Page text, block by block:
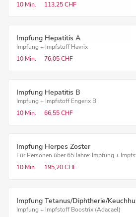
10 Min.
113,25 CHF
Impfung Hepatitis A
Impfung + Impfstoff Havrix
10 Min.
76,05 CHF
Impfung Hepatitis B
Impfung + Impfstoff Engerix B
10 Min.
66,55 CHF
Impfung Herpes Zoster
Für Personen über 65 Jahre: Impfung +
10 Min.
195,20 CHF
Impfung Tetanus/Diphtherie/
Impfung + Impfstoff Boostrix (Adacael)